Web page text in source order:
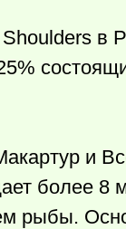
в
и
более 8
рыбы.